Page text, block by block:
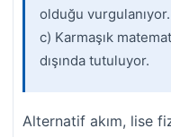
olduğu vurgulanıyor.
c) Karmaşık
dışında tutuluyor.
Alternatif akım, lise